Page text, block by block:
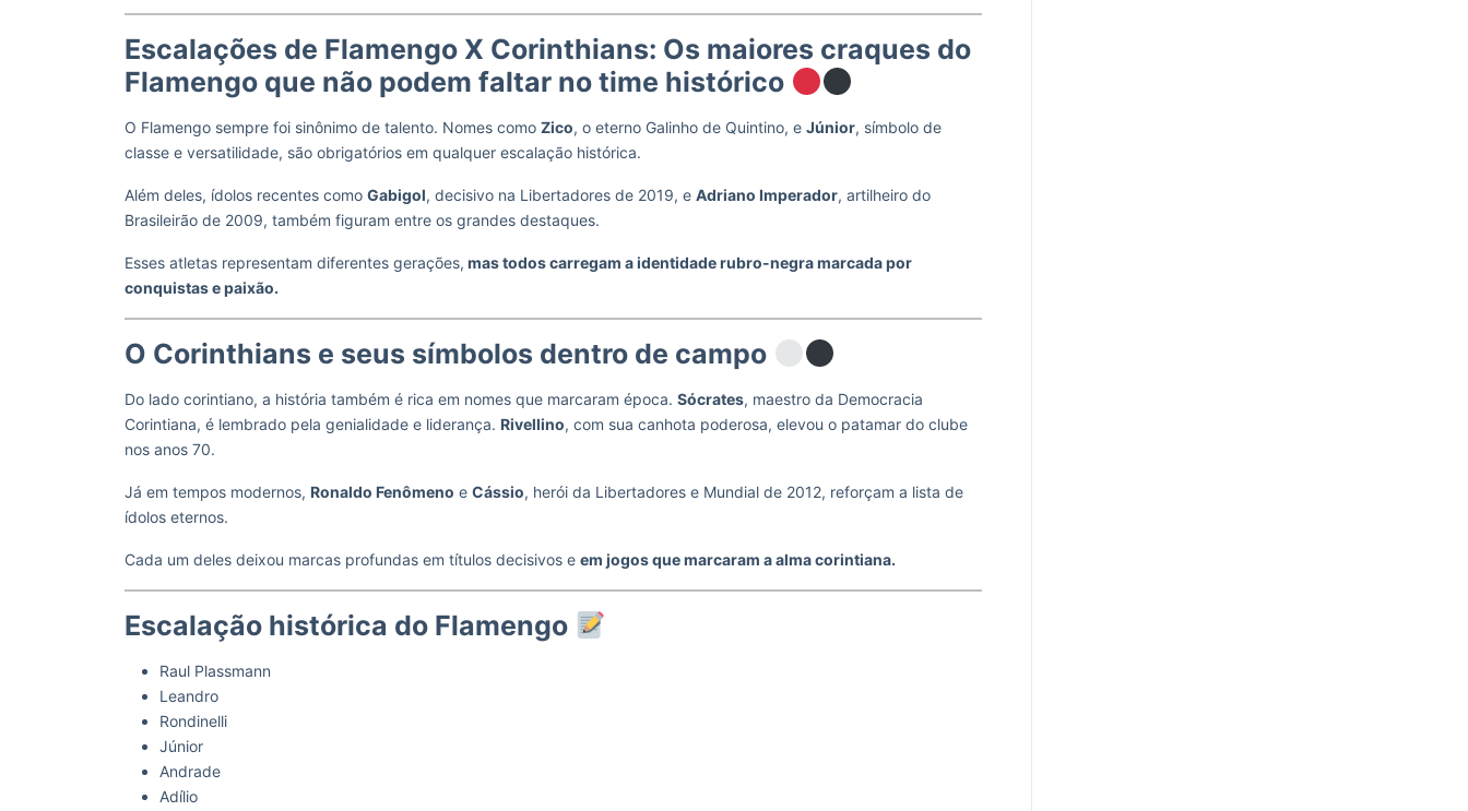
Escalações de Flamengo X Corinthians: Os maiores craques do
Flamengo que não podem faltar no time histórico
O Flamengo sempre foi sinônimo de talento. Nomes como Zico, o eterno Galinho de Quintino, e Júnior, símbolo de
classe e versatilidade, são obrigatórios em qualquer escalação histórica.
Além deles, ídolos recentes como Gabigol, decisivo na Libertadores de 2019, e Adriano Imperador, artilheiro do
Brasileirão de 2009, também figuram entre os grandes destaques.
Esses atletas representam diferentes gerações, mas todos carregam a identidade rubro-negra marcada por
conquistas e paixão.
O Corinthians e seus símbolos dentro de campo
Do lado corintiano, a história também é rica em nomes que marcaram época. Sócrates, maestro da Democracia
Corintiana, é lembrado pela genialidade e liderança. Rivellino, com sua canhota poderosa, elevou o patamar do clube
nos anos 70.
Já em tempos modernos, Ronaldo Fenômeno e Cássio, herói da Libertadores e Mundial de 2012, reforçam a lista de
ídolos eternos.
Cada um deles deixou marcas profundas em títulos decisivos e em jogos que marcaram a alma corintiana.
Escalação histórica do Flamengo
Raul Plassmann
Leandro
Rondinelli
Júnior
Andrade
Adílio